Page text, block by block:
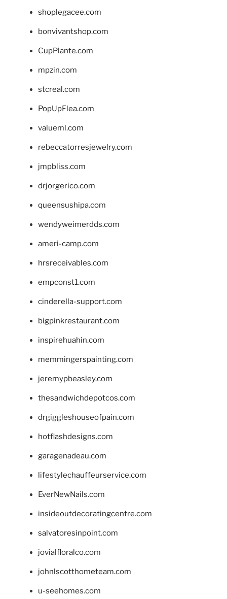
shoplegacee.com
bonvivantshop.com
CupPlante.com
mpzin.com
stcreal.com
PopUpFlea.com
valueml.com
rebeccatorresjewelry.com
jmpbliss.com
drjorgerico.com
queensushipa.com
wendyweimerdds.com
ameri-camp.com
hrsreceivables.com
empconst1.com
cinderella-support.com
bigpinkrestaurant.com
inspirehuahin.com
memmingerspainting.com
jeremypbeasley.com
thesandwichdepotcos.com
drgiggleshouseofpain.com
hotflashdesigns.com
garagenadeau.com
lifestylechauffeurservice.com
EverNewNails.com
insideoutdecoratingcentre.com
salvatoresinpoint.com
jovialfloralco.com
johnlscotthometeam.com
u-seehomes.com